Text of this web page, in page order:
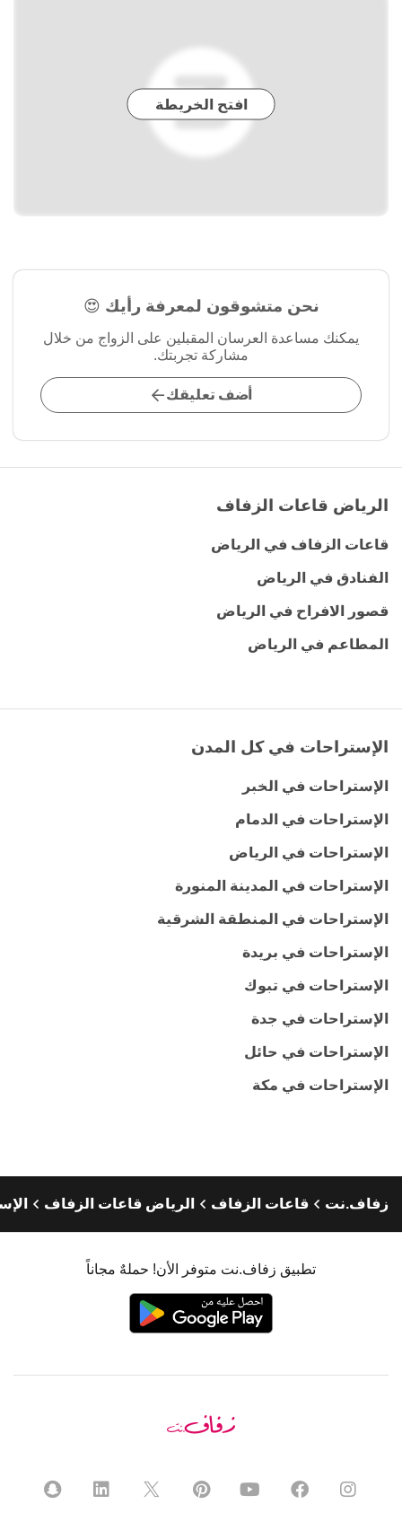
افتح الخريطة
نحن متشوقون لمعرفة رأيك 😍
يمكنك مساعدة العرسان المقبلين على الزواج من خلال
مشاركة تجربتك.
أضف تعليقك
الرياض قاعات الزفاف
قاعات الزفاف في الرياض
الفنادق في الرياض
قصور الافراح في الرياض
المطاعم في الرياض
الإستراحات في كل المدن
الإستراحات في الخبر
الإستراحات في الدمام
الإستراحات في الرياض
الإستراحات في المدينة المنورة
الإستراحات في المنطقة الشرقية
الإستراحات في بريدة
الإستراحات في تبوك
الإستراحات في جدة
الإستراحات في حائل
الإستراحات في مكة
زفاف.نت قاعات الزفاف الرياض قاعات الزفاف
تطبيق زفاف.نت متوفر الأن! حملهٌ مجاناً